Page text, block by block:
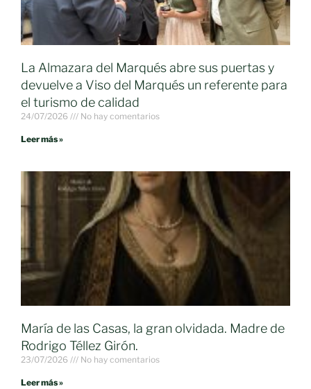
La Almazara del Marqués abre sus puertas y
devuelve a Viso del Marqués un referente para
el turismo de calidad
24/07/2026 No hay comentarios
Leer más »
María de las Casas, la gran olvidada. Madre de
Rodrigo Téllez Girón.
23/07/2026 No hay comentarios
Leer más »